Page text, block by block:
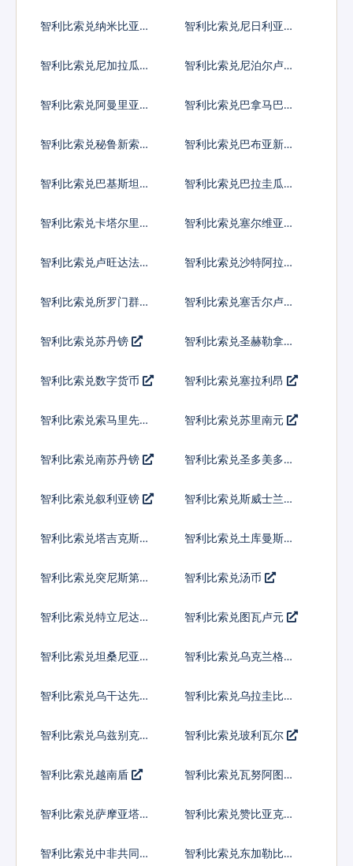
智利比索兑纳米比亚元
智利比索兑尼日利亚奈
智利比索兑尼加拉瓜科
智利比索兑尼泊尔卢比
智利比索兑阿曼里亚尔
智利比索兑巴拿马巴波
智利比索兑秘鲁新索尔
智利比索兑巴布亚新几
智利比索兑巴基斯坦卢
智利比索兑巴拉圭瓜拉
智利比索兑卡塔尔里亚
智利比索兑塞尔维亚第
智利比索兑卢旺达法郎 智利比索兑沙特阿拉伯
智利比索兑所罗门群岛
智利比索兑塞舌尔卢比
智利比索兑苏丹镑 智利比索兑圣赫勒拿镑
智利比索兑数字货币 智利比索兑塞拉利昂
智利比索兑索马里先令 智利比索兑苏里南元
智利比索兑南苏丹镑
智利比索兑圣多美多布
智利比索兑叙利亚镑
智利比索兑斯威士兰里
智利比索兑塔吉克斯坦
智利比索兑土库曼斯坦
智利比索兑突尼斯第纳
智利比索兑汤币
智利比索兑特立尼达多
智利比索兑图瓦卢元
智利比索兑坦桑尼亚先
智利比索兑乌克兰格里
智利比索兑乌干达先令 智利比索兑乌拉圭比索
智利比索兑乌兹别克斯
智利比索兑玻利瓦尔
智利比索兑越南盾
智利比索兑瓦努阿图瓦
智利比索兑萨摩亚塔拉
智利比索兑赞比亚克瓦
智利比索兑中非共同体 智利比索兑东加勒比元